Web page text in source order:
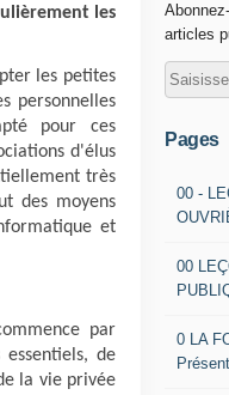
les
les petites
personnelles
pour ces
d'élus
très
des moyens
et
par
de
la vie privée
articles
Pages
00 -
00
0 LA